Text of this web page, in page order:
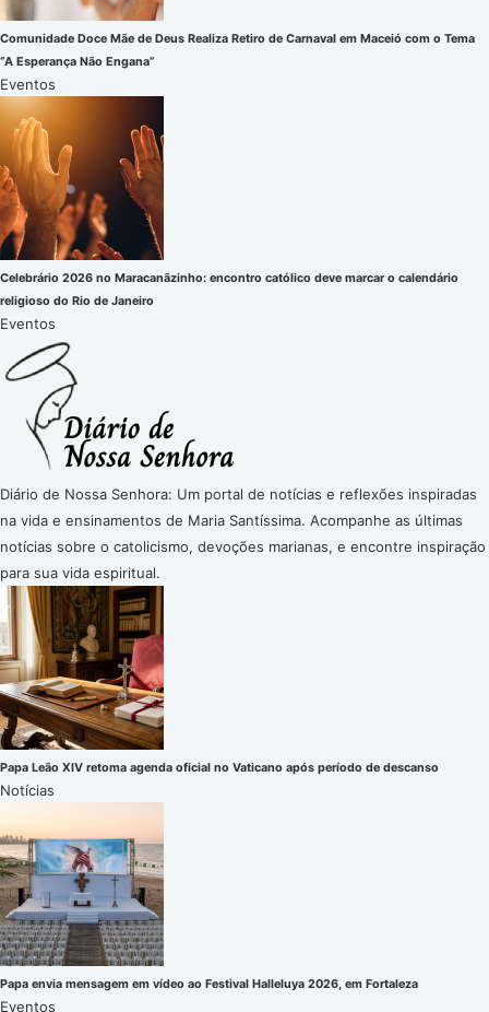
Comunidade Doce Mãe de Deus Realiza Retiro de Carnaval em Maceió com o Tema
“A Esperança Não Engana”
Eventos
Celebrário 2026 no Maracanãzinho: encontro católico deve marcar o calendário
religioso do Rio de Janeiro
Eventos
Diário de Nossa Senhora: Um portal de notícias e reflexões inspiradas
na vida e ensinamentos de Maria Santíssima. Acompanhe as últimas
notícias sobre o catolicismo, devoções marianas, e encontre inspiração
para sua vida espiritual.
Papa Leão XIV retoma agenda oficial no Vaticano após período de descanso
Notícias
Papa envia mensagem em vídeo ao Festival Halleluya 2026, em Fortaleza
Eventos